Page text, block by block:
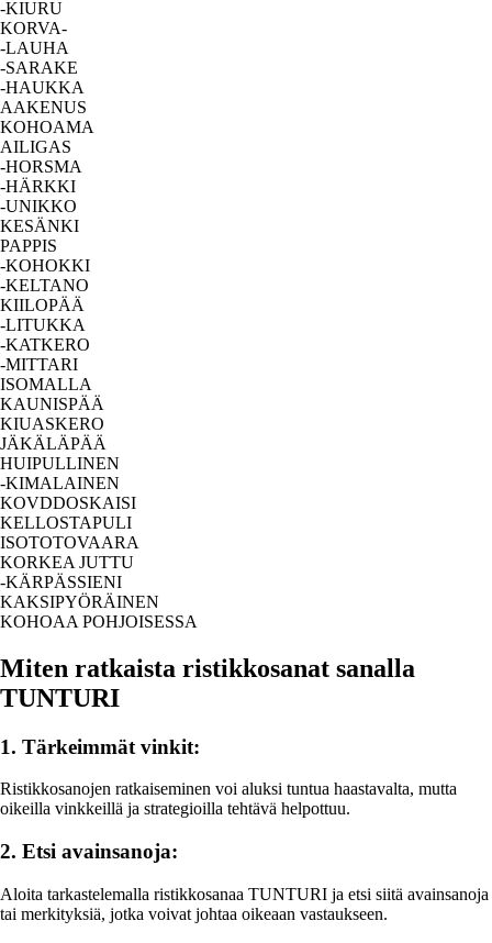
-KIURU
KORVA-
-LAUHA
-SARAKE
-HAUKKA
AAKENUS
KOHOAMA
AILIGAS
-HORSMA
-HÄRKKI
-UNIKKO
KESÄNKI
PAPPIS
-KOHOKKI
-KELTANO
KIILOPÄÄ
-LITUKKA
-KATKERO
-MITTARI
ISOMALLA
KAUNISPÄÄ
KIUASKERO
JÄKÄLÄPÄÄ
HUIPULLINEN
-KIMALAINEN
KOVDDOSKAISI
KELLOSTAPULI
ISOTOTOVAARA
KORKEA JUTTU
-KÄRPÄSSIENI
KAKSIPYÖRÄINEN
KOHOAA POHJOISESSA
Miten ratkaista ristikkosanat sanalla
TUNTURI
1. Tärkeimmät vinkit:
Ristikkosanojen ratkaiseminen voi aluksi tuntua haastavalta, mutta
oikeilla vinkkeillä ja strategioilla tehtävä helpottuu.
2. Etsi avainsanoja:
Aloita tarkastelemalla ristikkosanaa TUNTURI ja etsi siitä avainsanoja
tai merkityksiä, jotka voivat johtaa oikeaan vastaukseen.